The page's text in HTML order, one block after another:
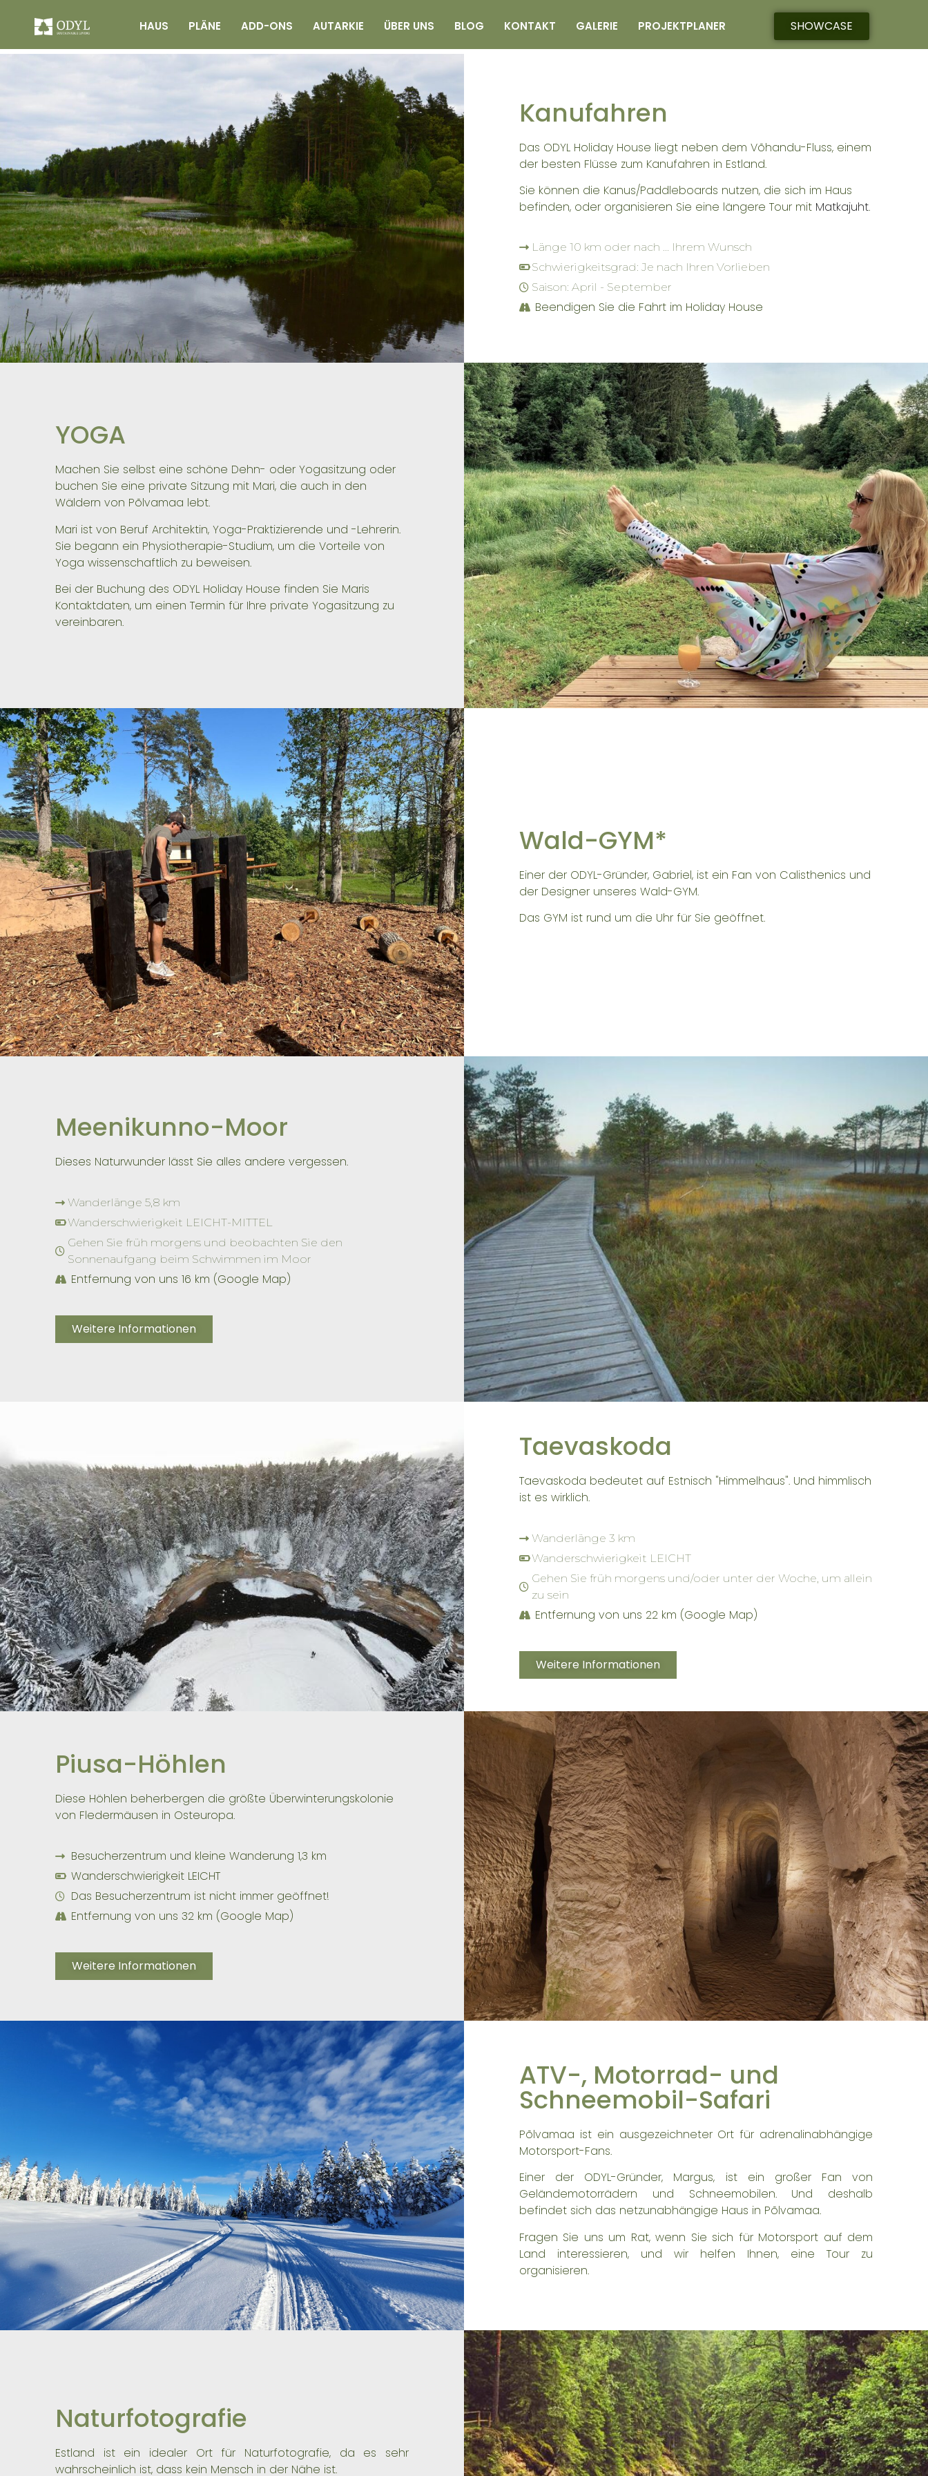
HAUS PLÄNE ADD-ONS AUTARKIE ÜBER UNS BLOG KONTAKT GALERIE PROJEKTPLANER SHOWCASE
Kanufahren
Das ODYL Holiday House liegt neben dem Võhandu-Fluss, einem
der besten Flüsse zum Kanufahren in Estland.
Sie können die Kanus/Paddleboards nutzen, die sich im Haus
befinden, oder organisieren Sie eine längere Tour mit Matkajuht.
Länge 10 km oder nach ... Ihrem Wunsch
Schwierigkeitsgrad: Je nach Ihren Vorlieben
Saison: April - September
Beendigen Sie die Fahrt im Holiday House
YOGA
Machen Sie selbst eine schöne Dehn- oder Yogasitzung oder
buchen Sie eine private Sitzung mit Mari, die auch in den
Wäldern von Põlvamaa lebt.
Mari ist von Beruf Architektin, Yoga-Praktizierende und -Lehrerin.
Sie begann ein Physiotherapie-Studium, um die Vorteile von
Yoga wissenschaftlich zu beweisen.
Bei der Buchung des ODYL Holiday House finden Sie Maris
Kontaktdaten, um einen Termin für Ihre private Yogasitzung zu
vereinbaren.
Wald-GYM*
Einer der ODYL-Gründer, Gabriel, ist ein Fan von Calisthenics und
der Designer unseres Wald-GYM.
Das GYM ist rund um die Uhr für Sie geöffnet.
Meenikunno-Moor
Dieses Naturwunder lässt Sie alles andere vergessen.
Wanderlänge 5,8 km
Wanderschwierigkeit LEICHT-MITTEL
Gehen Sie früh morgens und beobachten Sie den
Sonnenaufgang beim Schwimmen im Moor
Entfernung von uns 16 km (Google Map)
Weitere Informationen
Taevaskoda
Taevaskoda bedeutet auf Estnisch "Himmelhaus". Und himmlisch
ist es wirklich.
Wanderlänge 3 km
Wanderschwierigkeit LEICHT
Gehen Sie früh morgens und/oder unter der Woche, um allein
zu sein
Entfernung von uns 22 km (Google Map)
Weitere Informationen
Piusa-Höhlen
Diese Höhlen beherbergen die größte Überwinterungskolonie
von Fledermäusen in Osteuropa.
Besucherzentrum und kleine Wanderung 1,3 km
Wanderschwierigkeit LEICHT
Das Besucherzentrum ist nicht immer geöffnet!
Entfernung von uns 32 km (Google Map)
Weitere Informationen
ATV-, Motorrad- und
Schneemobil-Safari
Põlvamaa ist ein ausgezeichneter Ort für adrenalinabhängige
Motorsport-Fans.
Einer der ODYL-Gründer, Margus, ist ein großer Fan von
Geländemotorrädern und Schneemobilen. Und deshalb
befindet sich das netzunabhängige Haus in Põlvamaa.
Fragen Sie uns um Rat, wenn Sie sich für Motorsport auf dem
Land interessieren, und wir helfen Ihnen, eine Tour zu
organisieren.
Naturfotografie
Estland ist ein idealer Ort für Naturfotografie, da es sehr
wahrscheinlich ist, dass kein Mensch in der Nähe ist.